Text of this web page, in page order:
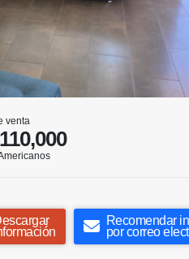
venta
Recomendar
por correo